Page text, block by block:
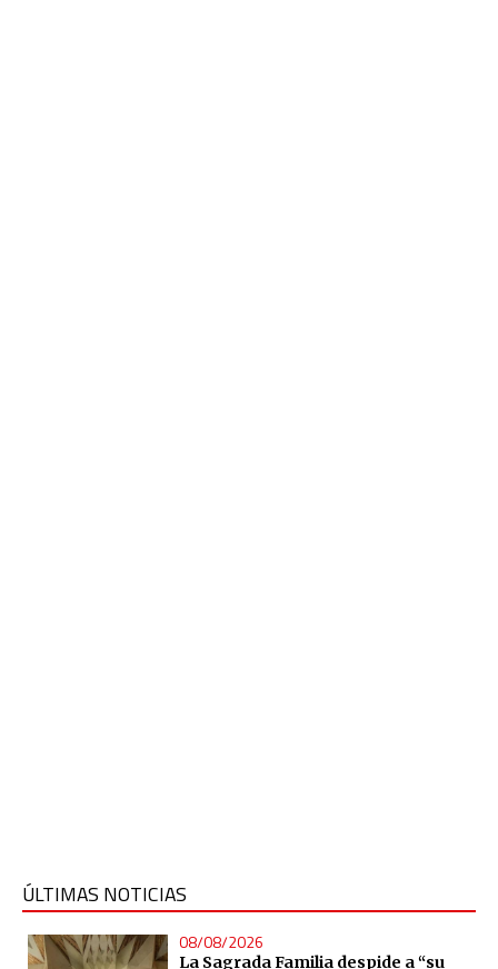
ÚLTIMAS NOTICIAS
08/08/2026
La Sagrada Familia despide a “su